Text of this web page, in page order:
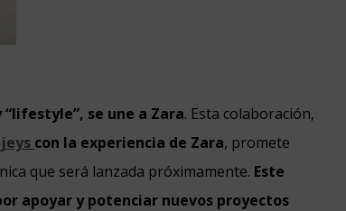
se une a Zara. Esta colaboración,
con la experiencia de Zara, promete
que será lanzada próximamente. Este
apoyar y potenciar nuevos proyectos